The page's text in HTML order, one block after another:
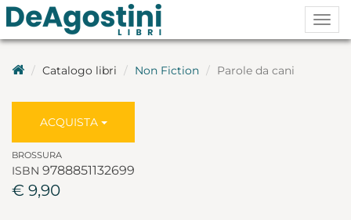
Catalogo libri Non Fiction Parole da cani
ACQUISTA
BROSSURA
ISBN 9788851132699
€ 9,90